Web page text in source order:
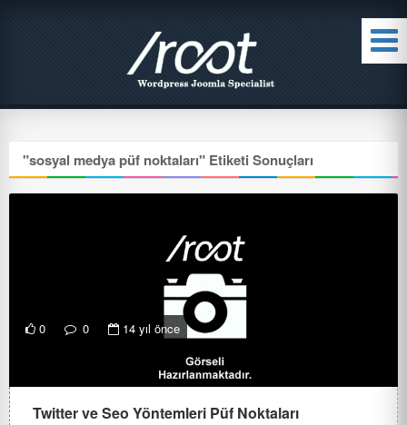
"sosyal medya püf noktaları" Etiketi Sonuçları
0 0 14 yıl önce
Twitter ve Seo Yöntemleri Püf Noktaları